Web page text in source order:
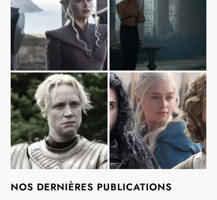
NOS DERNIÈRES PUBLICATIONS